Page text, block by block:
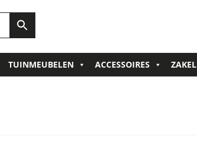
TUINMEUBELEN ACCESSOIRES